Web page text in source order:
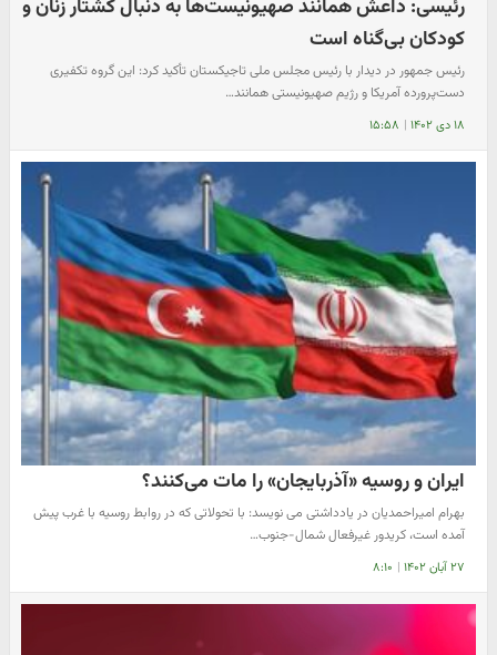
رئیسی: داعش همانند صهیونیست‌ها به دنبال کشتار زنان و
کودکان بی‌گناه است
رئیس جمهور در دیدار با رئیس مجلس ملی تاجیکستان تأکید کرد: این گروه تکفیری
دست‌پرورده آمریکا و رژیم صهیونیستی همانند…
۱۸ دی ۱۴۰۲ | ۱۵:۵۸
ایران و روسیه «آذربایجان» را مات می‌کنند؟
بهرام امیراحمدیان در یادداشتی می نویسد: با تحولاتی که در روابط روسیه با غرب پیش
آمده است، کریدور غیرفعال شمال-جنوب…
۲۷ آبان ۱۴۰۲ | ۸:۱۰